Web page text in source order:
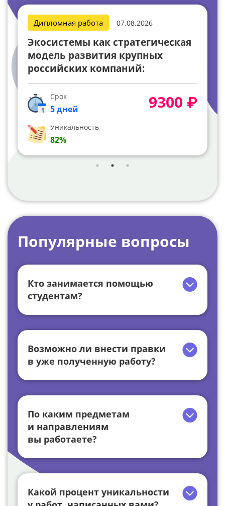
Дипломная работа 07.08.2026
Экосистемы как стратегическая
модель развития крупных
российских компаний:
маркетинговое
позиционирование и
финансовая эффективность
Срок
5 дней
Уникальность
82%
9300 ₽
Популярные вопросы
Кто занимается помощью
студентам?
Возможно ли внести правки
в уже полученную работу?
По каким предметам
и направлениям
вы работаете?
Какой процент уникальности